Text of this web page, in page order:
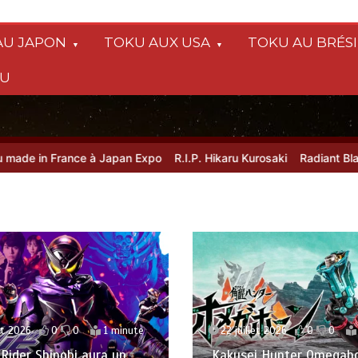
JAPON TOKU AUX USA TOKU AU
France à Japan Expo R.I.P. Hikaru Kurosaki Radiant Black 42
2026 0 0 1 minute 22 juillet 2026 0 0